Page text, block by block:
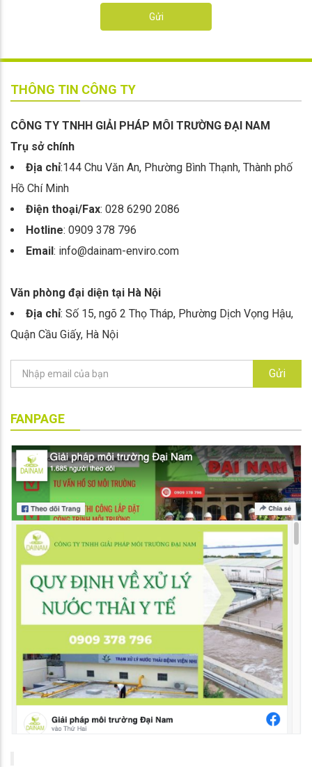
Gửi
THÔNG TIN CÔNG TY
CÔNG TY TNHH GIẢI PHÁP MÔI TRƯỜNG ĐẠI NAM
Trụ sở chính
Địa chỉ:144 Chu Văn An, Phường Bình Thạnh, Thành phố
Hồ Chí Minh
Điện thoại/Fax: 028 6290 2086
Hotline: 0909 378 796
Email: info@dainam-enviro.com
Văn phòng đại diện tại Hà Nội
Địa chỉ: Số 15, ngõ 2 Thọ Tháp, Phường Dịch Vọng Hậu,
Quận Cầu Giấy, Hà Nội
Gửi
FANPAGE